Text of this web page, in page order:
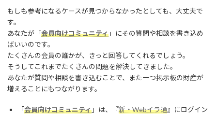
もしも参考になるケースが見つからなかったとしても、大丈夫で
す。
あなたが「会員向けコミュニティ 」にその質問や相談を書き込め
ばいいのです。
たくさんの会員の誰かが、きっと回答してくれるでしょう。
そうしてこれまでたくさんの問題を解決してきました。
あなたが質問や相談を書き込むことで、また一つ掲示板の財産が
増えることにもつながります。
「会員向けコミュニティ 」は、『新・Webイラ通』にログイン